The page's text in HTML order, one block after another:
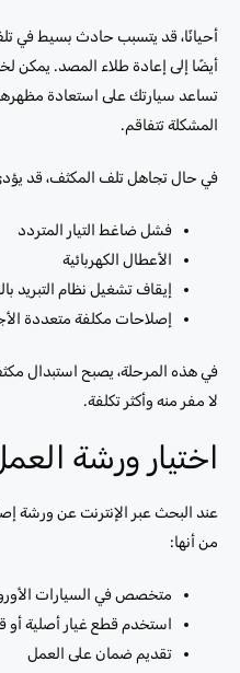
أحيانًا، قد يتسبب حادث بسيط في
أيضًا إلى إعادة طلاء المصد. يمكن
تساعد سيارتك على استعادة
المشكلة تتفاقم.
في حال تجاهل تلف المكثف، قد
فشل ضاغط التيار المتردد
الأعطال الكهربائية
إيقاف تشغيل نظام التبريد
إصلاحات مكلفة متعددة
في هذه المرحلة، يصبح استبدال
لا مفر منه وأكثر تكلفة.
اختيار ورشة
عند البحث عبر الإنترنت عن ورشة
من أنها:
متخصص في السيارات
استخدم قطع غيار أصلية أو
تقديم ضمان على العمل